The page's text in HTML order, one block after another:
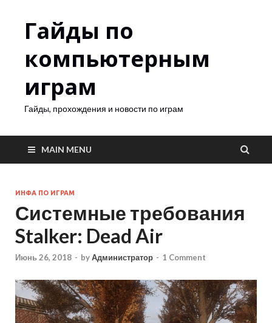
Гайды по
компьютерным
играм
Гайды, прохождения и новости по играм
MAIN MENU
ИНФА ПО ИГРАМ
Системные требования
Stalker: Dead Air
Июнь 26, 2018 - byАдминистратор - 1 Comment